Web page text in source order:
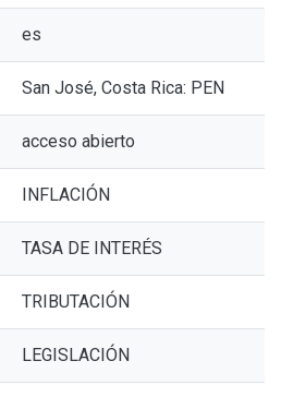
es
San José, Costa Rica: PEN
acceso abierto
INFLACIÓN
TASA DE INTERÉS
TRIBUTACIÓN
LEGISLACIÓN